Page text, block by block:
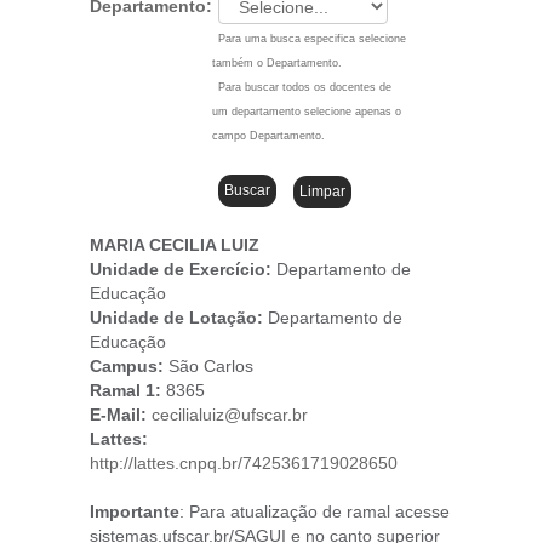
Departamento:
Para uma busca especifica selecione
também o Departamento.
Para buscar todos os docentes de
um departamento selecione apenas o
campo Departamento.
MARIA CECILIA LUIZ
Unidade de Exercício: Departamento de
Educação
Unidade de Lotação: Departamento de
Educação
Campus: São Carlos
Ramal 1: 8365
E-Mail: cecilialuiz@ufscar.br
Lattes:
http://lattes.cnpq.br/7425361719028650
Importante: Para atualização de ramal acesse
sistemas.ufscar.br/SAGUI e no canto superior